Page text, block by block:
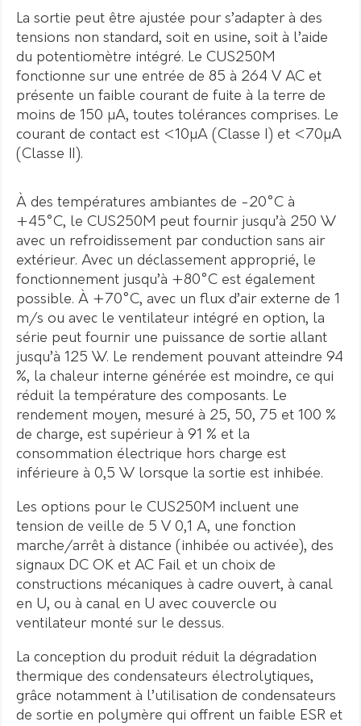
La sortie peut être ajustée pour s’adapter à des
tensions non standard, soit en usine, soit à l’aide
du potentiomètre intégré. Le CUS250M
fonctionne sur une entrée de 85 à 264 V AC et
présente un faible courant de fuite à la terre de
moins de 150 µA, toutes tolérances comprises. Le
courant de contact est <10µA (Classe I) et <70µA
(Classe II).
À des températures ambiantes de -20°C à
+45°C, le CUS250M peut fournir jusqu’à 250 W
avec un refroidissement par conduction sans air
extérieur. Avec un déclassement approprié, le
fonctionnement jusqu’à +80°C est également
possible. À +70°C, avec un flux d’air externe de 1
m/s ou avec le ventilateur intégré en option, la
série peut fournir une puissance de sortie allant
jusqu’à 125 W. Le rendement pouvant atteindre 94
%, la chaleur interne générée est moindre, ce qui
réduit la température des composants. Le
rendement moyen, mesuré à 25, 50, 75 et 100 %
de charge, est supérieur à 91 % et la
consommation électrique hors charge est
inférieure à 0,5 W lorsque la sortie est inhibée.
Les options pour le CUS250M incluent une
tension de veille de 5 V 0,1 A, une fonction
marche/arrêt à distance (inhibée ou activée), des
signaux DC OK et AC Fail et un choix de
constructions mécaniques à cadre ouvert, à canal
en U, ou à canal en U avec couvercle ou
ventilateur monté sur le dessus.
La conception du produit réduit la dégradation
thermique des condensateurs électrolytiques,
grâce notamment à l’utilisation de condensateurs
de sortie en polymère qui offrent un faible ESR et